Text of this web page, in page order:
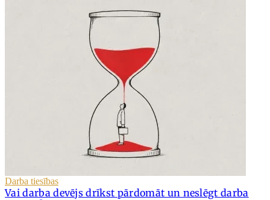
Darba tiesības
Vai darba devējs drīkst pārdomāt un neslēgt darba